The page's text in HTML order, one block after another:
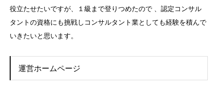
役立たせたいですが、１級まで登りつめたので 、認定コンサル
タントの資格にも挑戦しコンサルタント業としても経験を積んで
いきたいと思います。
運営ホームページ